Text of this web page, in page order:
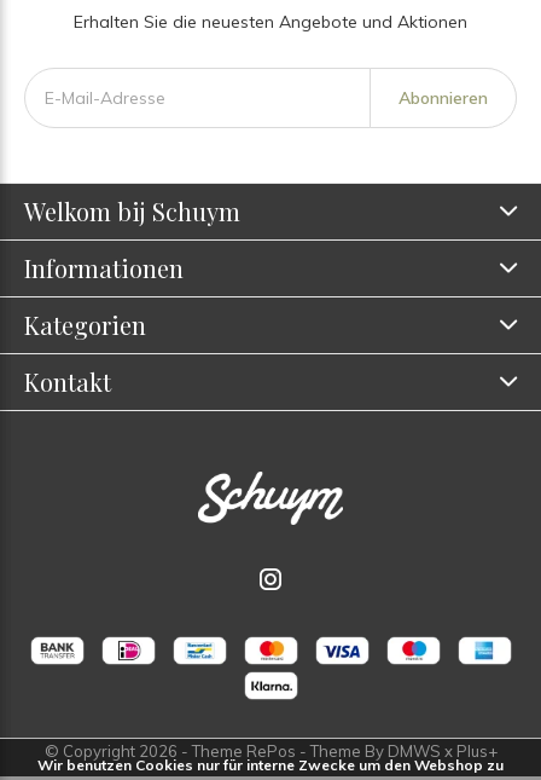
Erhalten Sie die neuesten Angebote und Aktionen
Abonnieren
Welkom bij Schuym
Informationen
Kategorien
Kontakt
© Copyright 2026 - Theme RePos - Theme By DMWS x Plus+
Wir benutzen Cookies nur für interne Zwecke um den Webshop zu